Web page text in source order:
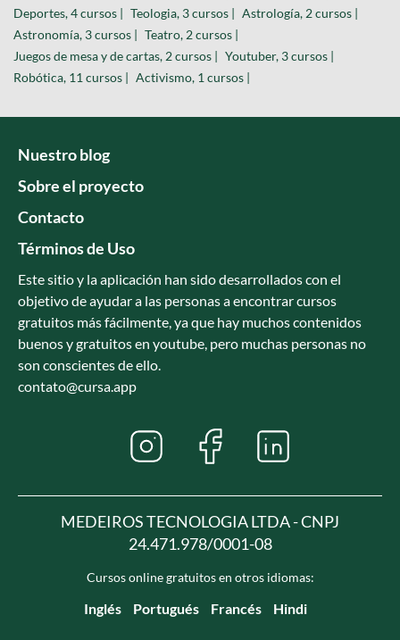
Deportes, 4 cursos | Teologia, 3 cursos | Astrología, 2 cursos |
Astronomía, 3 cursos | Teatro, 2 cursos |
Juegos de mesa y de cartas, 2 cursos | Youtuber, 3 cursos |
Robótica, 11 cursos | Activismo, 1 cursos |
Nuestro blog
Sobre el proyecto
Contacto
Términos de Uso
Este sitio y la aplicación han sido desarrollados con el
objetivo de ayudar a las personas a encontrar cursos
gratuitos más fácilmente, ya que hay muchos contenidos
buenos y gratuitos en youtube, pero muchas personas no
son conscientes de ello.
contato@cursa.app
MEDEIROS TECNOLOGIA LTDA - CNPJ
24.471.978/0001-08
Cursos online gratuitos en otros idiomas:
Inglés Portugués Francés Hindi